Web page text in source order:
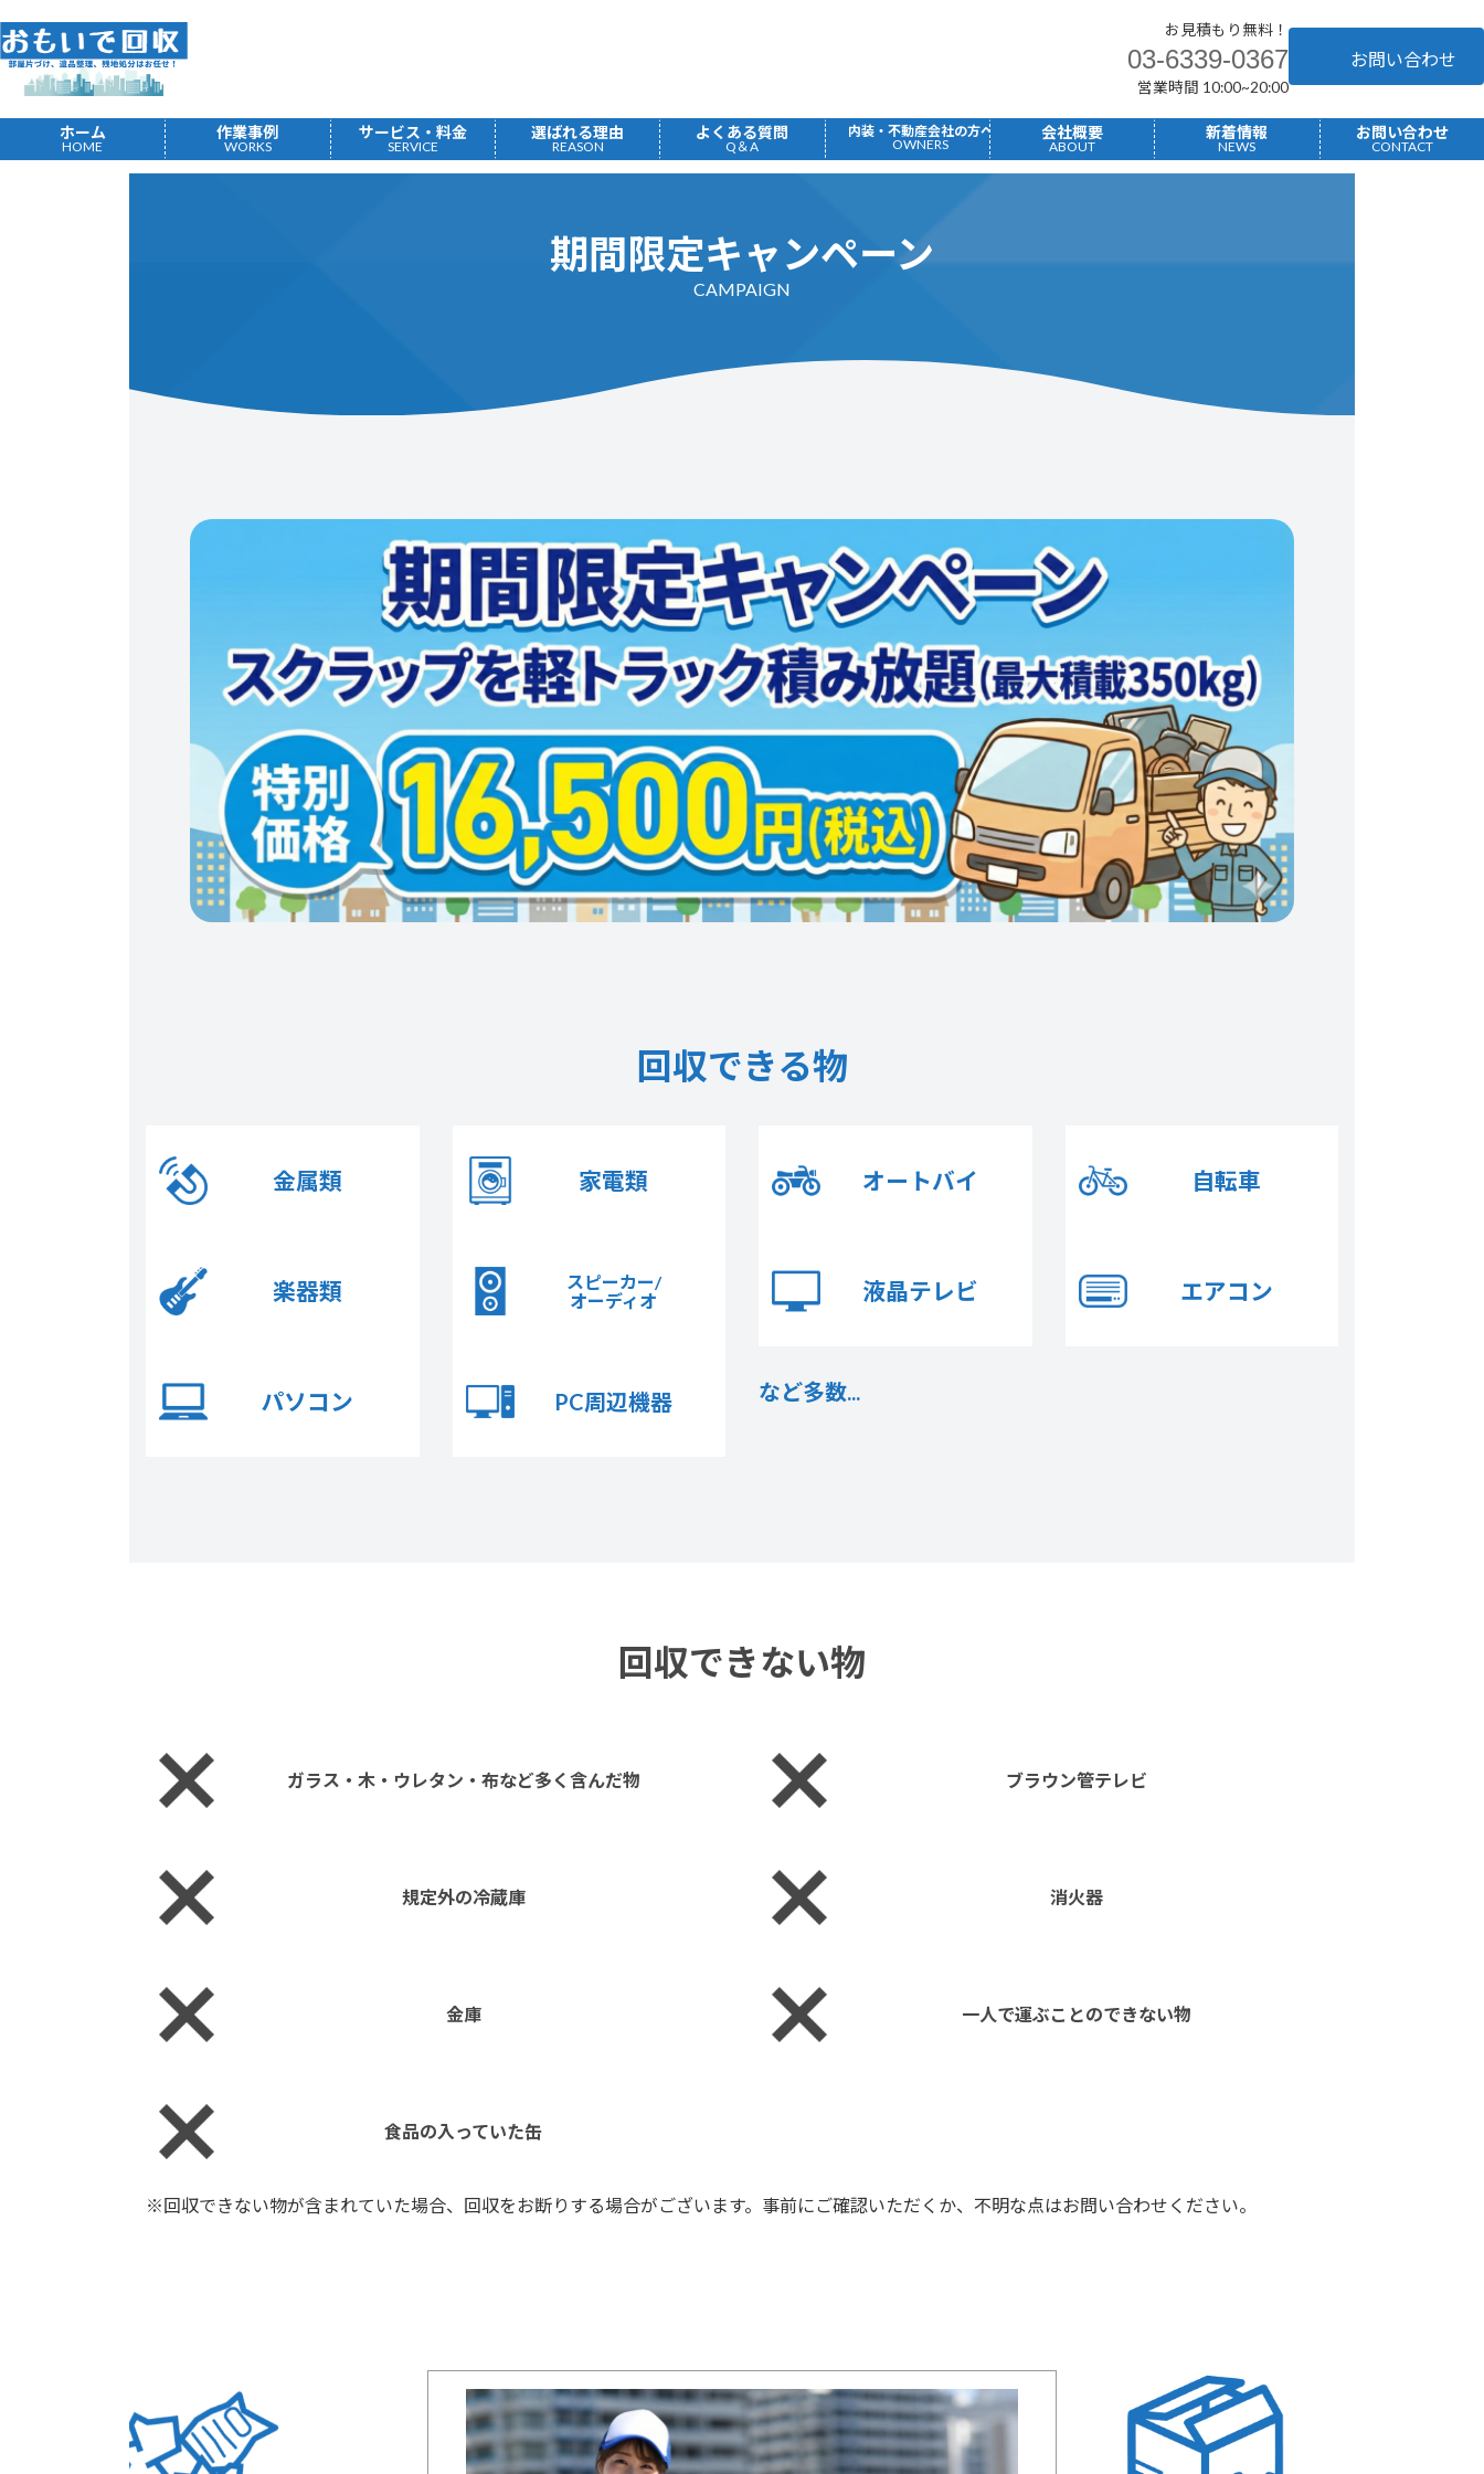
ン
テ
ツ
ビ
ゲ
シ
お見積もり無料！
03-6339-0367
営業時間 10:00~20:00
お問い合わせ
ホーム
HOME
作業事例
WORKS
サービス・料金
SERVICE
選ばれる理由
REASON
よくある質問
Q＆A
内装・不動産会社の方へ
OWNERS
会社概要
ABOUT
新着情報
NEWS
お問い合わせ
CONTACT
期間限定キャンペーン
CAMPAIGN
回収できる物
金属類 家電類 オートバイ 自転車
楽器類
スピーカー/
オーディオ
液晶テレビ エアコン
パソコン PC周辺機器 など多数...
回収できない物
ガラス・木・ウレタン・布など多く含んだ物 ブラウン管テレビ
規定外の冷蔵庫 消火器
金庫 一人で運ぶことのできない物
食品の入っていた缶
※回収できない物が含まれていた場合、回収をお断りする場合がございます。事前にご確認いただくか、不明な点はお問い合わせください。